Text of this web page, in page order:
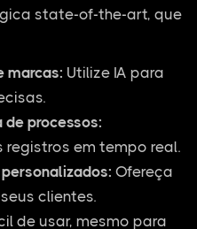
state-of-the-art, que
marcas: Utilize IA para
processos:
em tempo real.
Ofereça
clientes.
de usar, mesmo para